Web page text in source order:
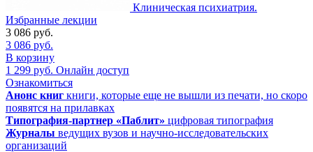
Клиническая психиатрия.
Избранные лекции
3 086 руб.
3 086 руб.
В корзину
1 299 руб. Онлайн доступ
Ознакомиться
Анонс книг книги, которые еще не вышли из печати, но скоро
появятся на прилавках
Типография-партнер «Паблит» цифровая типография
Журналы ведущих вузов и научно-исследовательских
организаций